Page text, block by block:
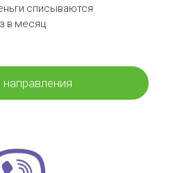
списываются
в месяц
направления